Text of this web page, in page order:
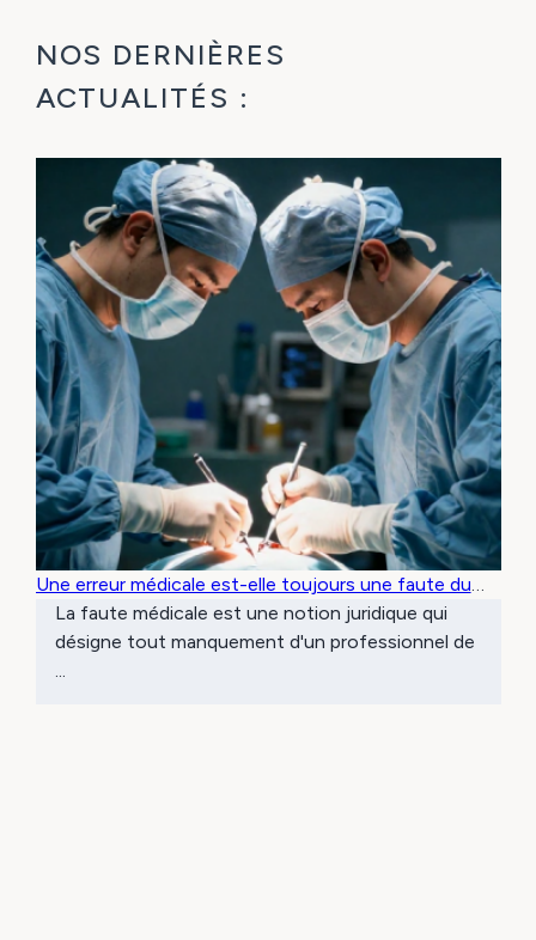
NOS DERNIÈRES
ACTUALITÉS :
Une erreur médicale est-elle toujours une faute du
médecin ?
La faute médicale est une notion juridique qui
désigne tout manquement d'un professionnel de
...